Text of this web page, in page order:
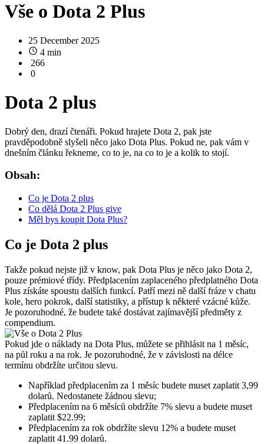
Vše o Dota 2 Plus
25 December 2025
4 min
266
0
Dota 2 plus
Dobrý den, drazí čtenáři. Pokud hrajete Dota 2, pak jste
pravděpodobně slyšeli něco jako Dota Plus. Pokud ne, pak vám v
dnešním článku řekneme, co to je, na co to je a kolik to stojí.
Obsah:
Co je Dota 2 plus
Co dělá Dota 2 Plus give
Měl bys koupit Dota Plus?
Co je Dota 2 plus
Takže pokud nejste již v know, pak Dota Plus je něco jako Dota 2,
pouze prémiové třídy. Předplacením zaplaceného předplatného Dota
Plus získáte spoustu dalších funkcí. Patří mezi ně další fráze v chatu
kole, hero pokrok, další statistiky, a přístup k některé vzácné kůže.
Je pozoruhodné, že budete také dostávat zajímavější předměty z
compendium.
Pokud jde o náklady na Dota Plus, můžete se přihlásit na 1 měsíc,
na půl roku a na rok. Je pozoruhodné, že v závislosti na délce
termínu obdržíte určitou slevu.
Například předplacením za 1 měsíc budete muset zaplatit 3,99
dolarů. Nedostanete žádnou slevu;
Předplacením na 6 měsíců obdržíte 7% slevu a budete muset
zaplatit $22.99;
Předplacením za rok obdržíte slevu 12% a budete muset
zaplatit 41.99 dolarů.